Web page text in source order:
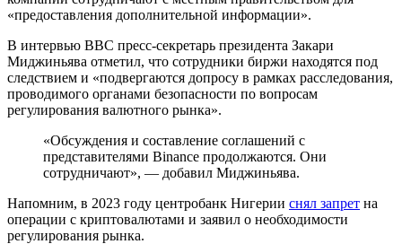
«предоставления дополнительной информации».
В интервью BBC пресс-секретарь президента Закари
Миджиньява отметил, что сотрудники биржи находятся под
следствием и «подвергаются допросу в рамках расследования,
проводимого органами безопасности по вопросам
регулирования валютного рынка».
«Обсуждения и составление соглашений с
представителями Binance продолжаются. Они
сотрудничают», — добавил Миджиньява.
Напомним, в 2023 году центробанк Нигерии снял запрет на
операции с криптовалютами и заявил о необходимости
регулирования рынка.